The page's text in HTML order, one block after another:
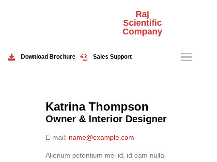
Raj
Scientific
Company
Download Brochure Sales Support
CONTACT US
Katrina Thompson
Owner & Interior Designer
E-mail: name@example.com
Alienum petentium mei id, id eam nulla